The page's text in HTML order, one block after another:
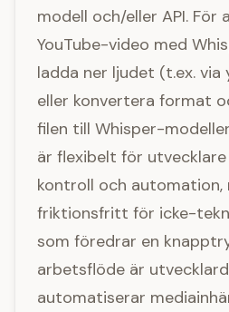
modell och/eller API.
YouTube-video med
ladda ner ljudet (t.ex.
eller konvertera format
filen till Whisper-
är flexibelt för
kontroll och automation,
friktionsfritt för icke-
som föredrar en
arbetsflöde är
automatiserar